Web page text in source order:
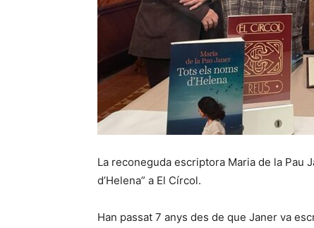
La reconeguda escriptora Maria de la Pau
d’Helena” a El Círcol.
Han passat 7 anys des de que Janer va